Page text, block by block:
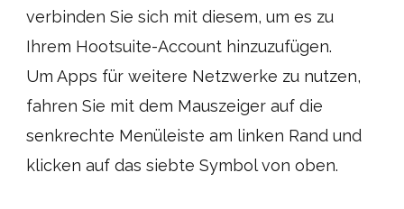
verbinden Sie sich mit diesem, um es zu
Ihrem Hootsuite-Account hinzuzufügen.
Um Apps für weitere Netzwerke zu nutzen,
fahren Sie mit dem Mauszeiger auf die
senkrechte Menüleiste am linken Rand und
klicken auf das siebte Symbol von oben.